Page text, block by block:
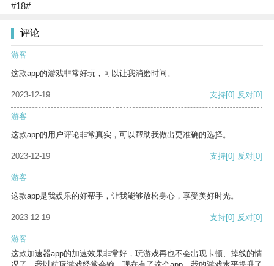
#18#
评论
游客
这款app的游戏非常好玩，可以让我消磨时间。
2023-12-19 支持[0] 反对[0]
游客
这款app的用户评论非常真实，可以帮助我做出更准确的选择。
2023-12-19 支持[0] 反对[0]
游客
这款app是我娱乐的好帮手，让我能够放松身心，享受美好时光。
2023-12-19 支持[0] 反对[0]
游客
这款加速器app的加速效果非常好，玩游戏再也不会出现卡顿、掉线的情